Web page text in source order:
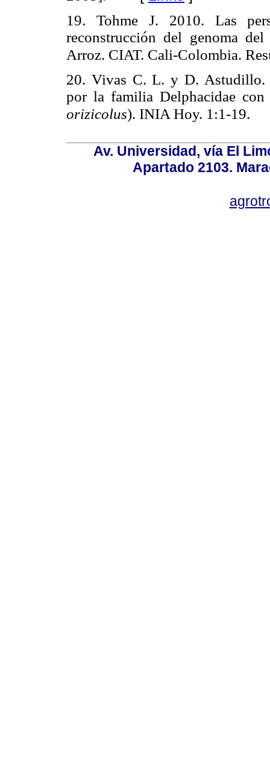
19. Tohme J. 2010. Las
reconstrucción del genoma
Arroz. CIAT. Cali-Colombia.
20. Vivas C. L. y D. Astudillo.
por la familia Delphacidae
orizicolus). INIA Hoy. 1:1-19.
Av. Universidad, vía El
Apartado 2103.